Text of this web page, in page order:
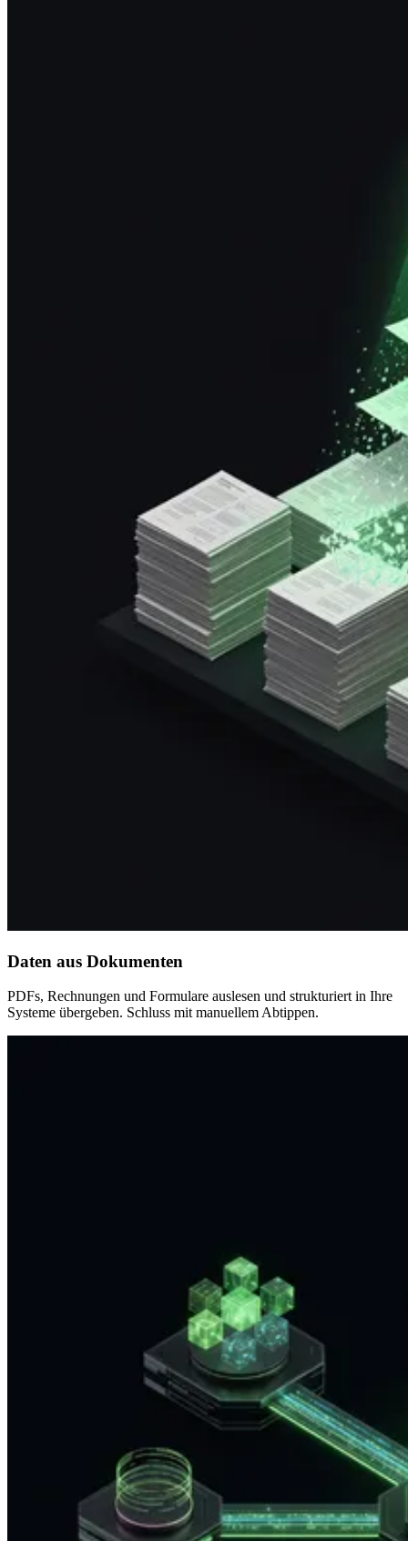
Daten aus Dokumenten
PDFs, Rechnungen und Formulare auslesen und strukturiert in Ihre
Systeme übergeben. Schluss mit manuellem Abtippen.